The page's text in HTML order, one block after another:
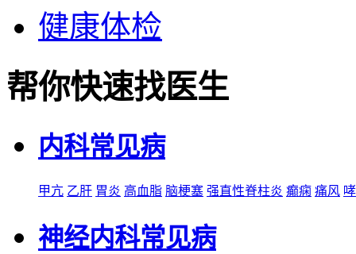
健康体检
帮你快速找医生
内科常见病
甲亢 乙肝 胃炎 高血脂 脑梗塞 强直性脊柱炎 癫痫 痛风
神经内科常见病